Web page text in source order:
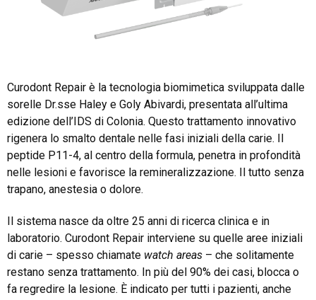
Curodont Repair è la tecnologia biomimetica sviluppata dalle
sorelle Dr.sse Haley e Goly Abivardi, presentata all’ultima
edizione dell’IDS di Colonia. Questo trattamento innovativo
rigenera lo smalto dentale nelle fasi iniziali della carie. Il
peptide P11-4, al centro della formula, penetra in profondità
nelle lesioni e favorisce la remineralizzazione. Il tutto senza
trapano, anestesia o dolore.
Il sistema nasce da oltre 25 anni di ricerca clinica e in
laboratorio. Curodont Repair interviene su quelle aree iniziali
di carie – spesso chiamate watch areas – che solitamente
restano senza trattamento. In più del 90% dei casi, blocca o
fa regredire la lesione. È indicato per tutti i pazienti, anche